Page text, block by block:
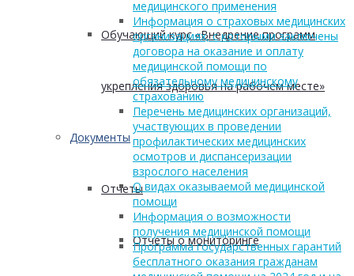
Обучающий курс «Внедрение программ
укрепления здоровья на рабочем месте»
Документы
Отчеты
Отчеты о мониторинге
медицинского применения
Информация о страховых медицинских
организациях, с которыми заключены
договора на оказание и оплату
медицинской помощи по
обязательному медицинскому
страхованию
Перечень медицинских организаций,
участвующих в проведении
профилактических медицинских
осмотров и диспансеризации
взрослого населения
О видах оказываемой медицинской
помощи
Информация о возможности
получения медицинской помощи
Программа государственных гарантий
бесплатного оказания гражданам